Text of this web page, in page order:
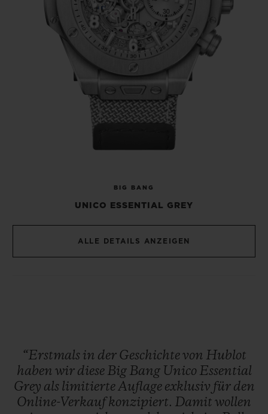
BIG BANG
UNICO ESSENTIAL GREY
ALLE DETAILS ANZEIGEN
der beiden Armbänder, die der Big Bang
Unico Essential Grey beiliegen, nach
Belieben variieren. Das erste Band besticht
mit grauem, geriffeltem Kautschuk, das
zweite mit einem Velcro Klettverschluss –
einer schweizerischen Erfindung. Der
gestaltet sich durch das von Hublot
angeboten. Ein künftiges Sammlerstück!
Ausschließlich über die US-amerikanische
“Erstmals in der Geschichtevon Hublot
haben wir diese Big Bang Unico Essential
Grey als limitierteAuflage exklusiv für den
Online-Verkaufkonzipiert. Damit wollen